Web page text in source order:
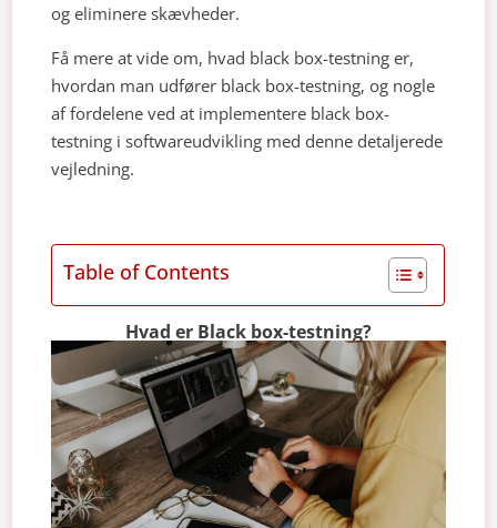
og eliminere skævheder.
Få mere at vide om, hvad black box-testning er,
hvordan man udfører black box-testning, og nogle
af fordelene ved at implementere black box-
testning i softwareudvikling med denne detaljerede
vejledning.
Table of Contents
Hvad er Black box-testning?